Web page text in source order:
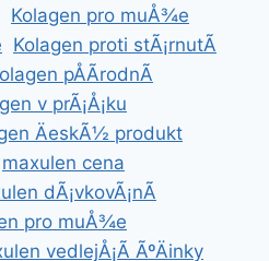
Kolagen pro muÅ¾e
Kolagen proti stÃ¡rnutÃ­
pÅÃ­rodnÃ­
v prÃ¡Å¡ku
ÄeskÃ½ produkt
maxulen cena
dÃ¡vkovÃ¡nÃ­
pro muÅ¾e
vedlejÅ¡Ã­ ÃºÄinky